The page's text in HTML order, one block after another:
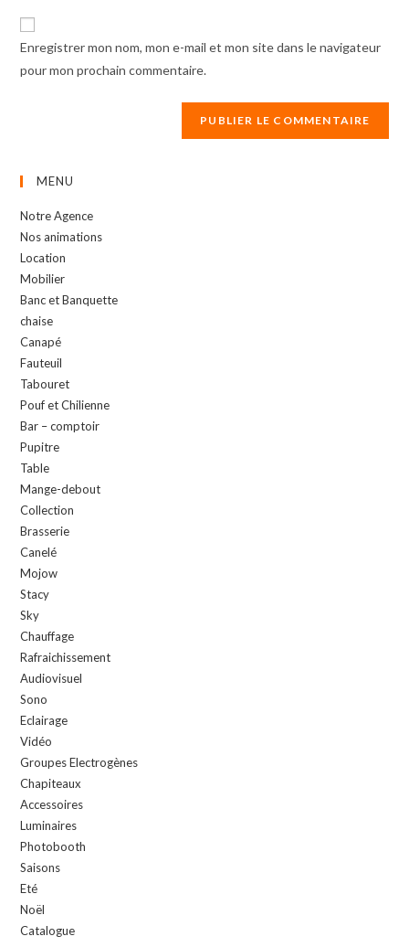
comment
website
URL
Enregistrer mon nom, mon e-mail et mon site dans le navigateur
pour mon prochain commentaire.
MENU
Notre Agence
Nos animations
Location
Mobilier
Banc et Banquette
chaise
Canapé
Fauteuil
Tabouret
Pouf et Chilienne
Bar – comptoir
Pupitre
Table
Mange-debout
Collection
Brasserie
Canelé
Mojow
Stacy
Sky
Chauffage
Rafraichissement
Audiovisuel
Sono
Eclairage
Vidéo
Groupes Electrogènes
Chapiteaux
Accessoires
Luminaires
Photobooth
Saisons
Eté
Noël
Catalogue